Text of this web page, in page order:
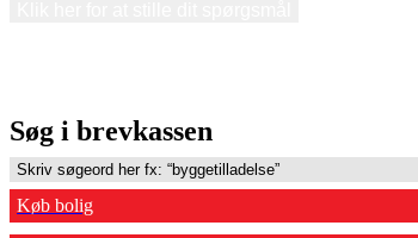
Søg i brevkassen
Køb bolig